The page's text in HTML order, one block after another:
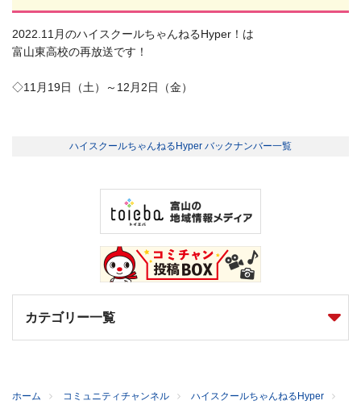
2022.11月のハイスクールちゃんねるHyper！は
富山東高校の再放送です！
◇11月19日（土）～12月2日（金）
ハイスクールちゃんねるHyper バックナンバー一覧
カテゴリー一覧
ホーム コミュニティチャンネル
ハイスクールちゃんねるHyper